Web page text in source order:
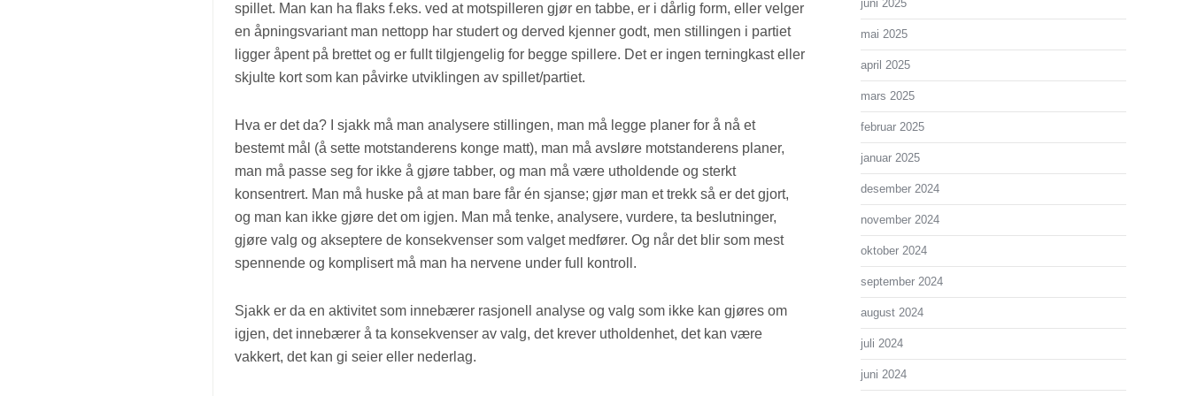
spillet. Man kan ha flaks f.eks. ved at motspilleren gjør en tabbe, er i dårlig form, eller velger
en åpningsvariant man nettopp har studert og derved kjenner godt, men stillingen i partiet
ligger åpent på brettet og er fullt tilgjengelig for begge spillere. Det er ingen terningkast eller
skjulte kort som kan påvirke utviklingen av spillet/partiet.
Hva er det da? I sjakk må man analysere stillingen, man må legge planer for å nå et
bestemt mål (å sette motstanderens konge matt), man må avsløre motstanderens planer,
man må passe seg for ikke å gjøre tabber, og man må være utholdende og sterkt
konsentrert. Man må huske på at man bare får én sjanse; gjør man et trekk så er det gjort,
og man kan ikke gjøre det om igjen. Man må tenke, analysere, vurdere, ta beslutninger,
gjøre valg og akseptere de konsekvenser som valget medfører. Og når det blir som mest
spennende og komplisert må man ha nervene under full kontroll.
Sjakk er da en aktivitet som innebærer rasjonell analyse og valg som ikke kan gjøres om
igjen, det innebærer å ta konsekvenser av valg, det krever utholdenhet, det kan være
vakkert, det kan gi seier eller nederlag.
juni 2025
mai 2025
april 2025
mars 2025
februar 2025
januar 2025
desember 2024
november 2024
oktober 2024
september 2024
august 2024
juli 2024
juni 2024